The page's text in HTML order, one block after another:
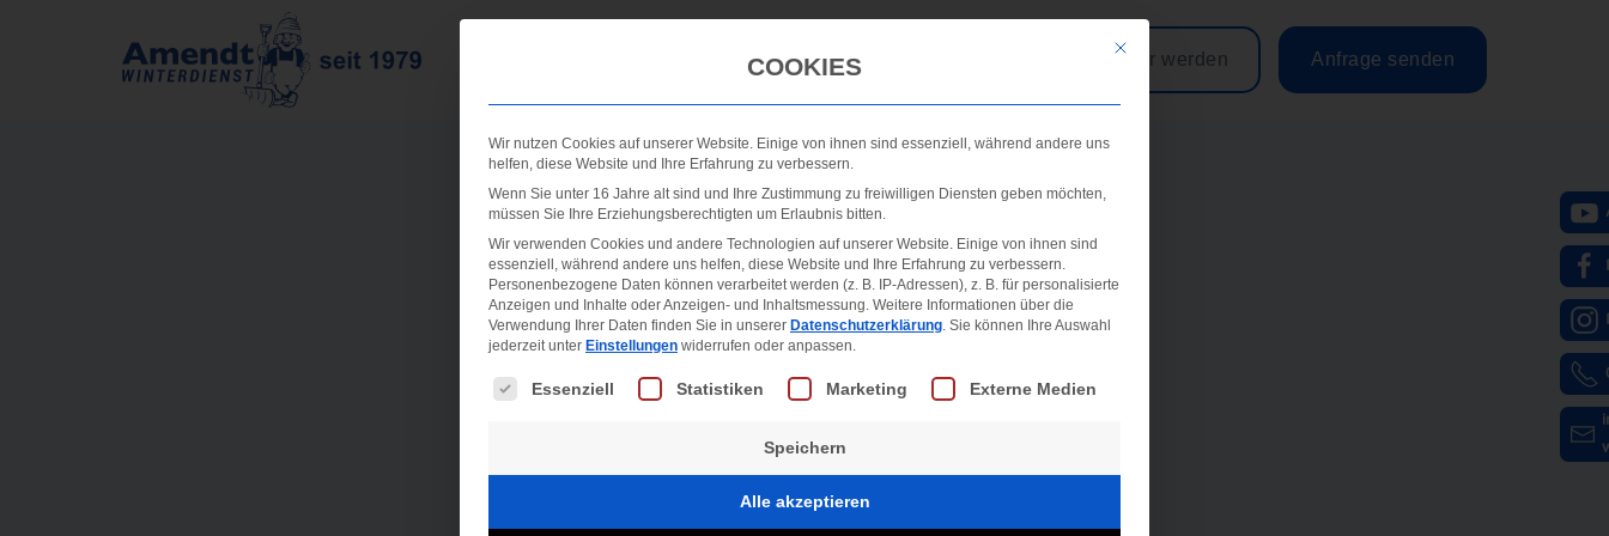
Galerie Neuigkeiten Partner werden Anfrage senden
Mit diesem Button wird der Dialog geschlossen. Seine Funktionalität ist
COOKIES
Wir nutzen Cookies auf unserer Website. Einige von ihnen sind essenziell, während andere uns
helfen, diese Website und Ihre Erfahrung zu verbessern.
Wenn Sie unter 16 Jahre alt sind und Ihre Zustimmung zu freiwilligen Diensten geben möchten,
müssen Sie Ihre Erziehungsberechtigten um Erlaubnis bitten.
Wir verwenden Cookies und andere Technologien auf unserer Website. Einige von ihnen sind
essenziell, während andere uns helfen, diese Website und Ihre Erfahrung zu verbessern.
Personenbezogene Daten können verarbeitet werden (z. B. IP-Adressen), z. B. für personalisierte
Anzeigen und Inhalte oder Anzeigen- und Inhaltsmessung. Weitere Informationen über die
Verwendung Ihrer Daten finden Sie in unserer Datenschutzerklärung. Sie können Ihre Auswahl
jederzeit unter Einstellungen widerrufen oder anpassen.
Es folgt eine Liste der Service-Gruppen, für die eine Einwilligung erteilt werden kann. Die erste Service-Gruppe ist
Essenziell Statistiken Marketing Externe Medien
Speichern
Alle akzeptieren